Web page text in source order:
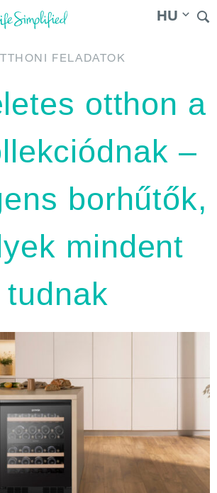
HU
Россия|Österreich
FELADATOK
otthon a
–
borhűtők,
mindent
tudnak